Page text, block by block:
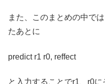
また、このまとめの中で
たあとに
predict r1 r0, reffect
と入力することでr1、r0